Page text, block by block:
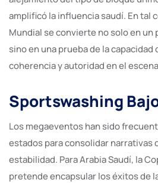
amplificó la influencia saudí. En tal
Mundial se convierte no solo en
sino en una prueba de la
coherencia y autoridad en el
Sportswashing
Los megaeventos han sido
estados para consolidar narrativas
estabilidad. Para Arabia Saudí, la
pretende encapsular los éxitos de